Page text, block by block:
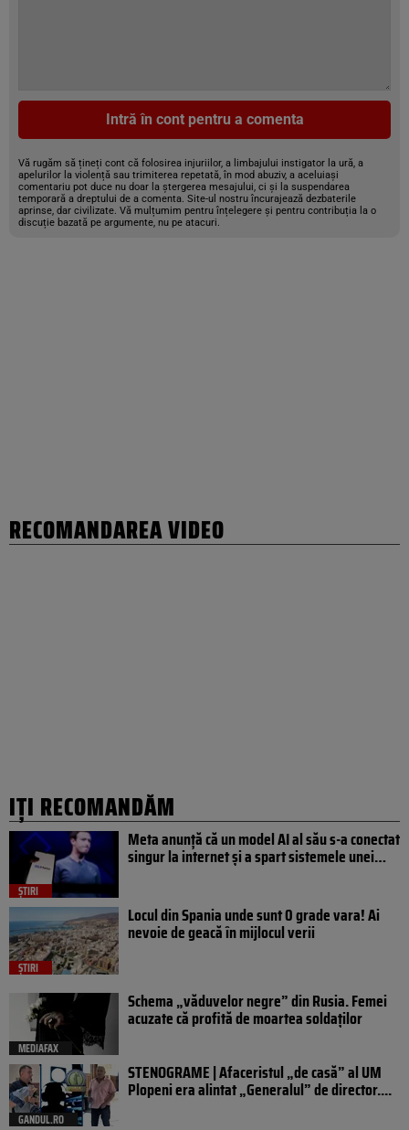
Intră în cont pentru a comenta
Vă rugăm să țineți cont că folosirea injuriilor, a limbajului instigator la ură, a
apelurilor la violență sau trimiterea repetată, în mod abuziv, a aceluiași
comentariu pot duce nu doar la ștergerea mesajului, ci și la suspendarea
temporară a dreptului de a comenta. Site-ul nostru încurajează dezbaterile
aprinse, dar civilizate. Vă mulțumim pentru înțelegere și pentru contribuția la o
discuție bazată pe argumente, nu pe atacuri.
RECOMANDAREA VIDEO
IȚI RECOMANDĂM
ȘTIRI
Meta anunță că un model AI al său s-a conectat
singur la internet și a spart sistemele unei…
ȘTIRI
Locul din Spania unde sunt 0 grade vara! Ai
nevoie de geacă în mijlocul verii
MEDIAFAX
Schema „văduvelor negre” din Rusia. Femei
acuzate că profită de moartea soldaților
GANDUL.RO
STENOGRAME | Afaceristul „de casă” al UM
Plopeni era alintat „Generalul” de director....